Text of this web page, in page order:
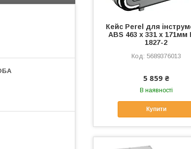
Кейс Perel для
ABS 463 x 331 x 171мм
1827-2
5689376013
5 859 ₴
В наявності
Купити